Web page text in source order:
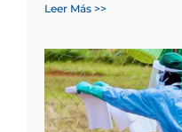
Leer Más >>